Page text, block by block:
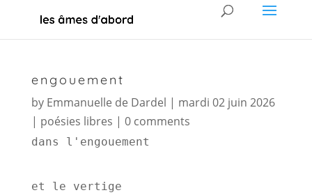
engouement
by Emmanuelle de Dardel | mardi 02 juin 2026
| poésies libres | 0 comments
dans l'engouement
et le vertige